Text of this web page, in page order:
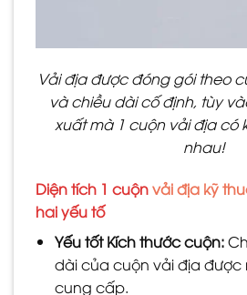
Vải địa được đóng gói theo
và chiều dài cố định, tùy
xuất mà 1 cuộn vải địa có
nhau!
Diện tích 1 cuộnvải địa kỹ
hai yếu tố
Yếu tốt Kích thước cuộn:
dài của cuộn vải địa được
cung cấp.